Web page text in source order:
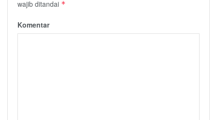
wajib ditandai *
Komentar